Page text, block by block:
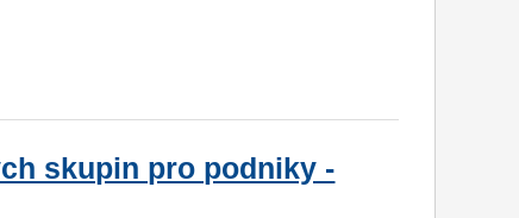
skupin pro podniky -